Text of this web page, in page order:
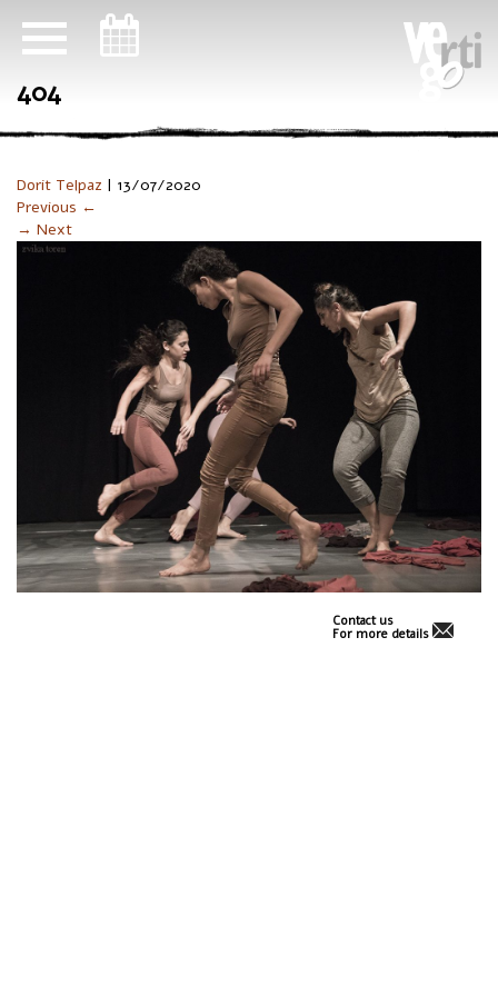
404
Dorit Telpaz | 13/07/2020
Previous ←
→ Next
Contact us
For more details